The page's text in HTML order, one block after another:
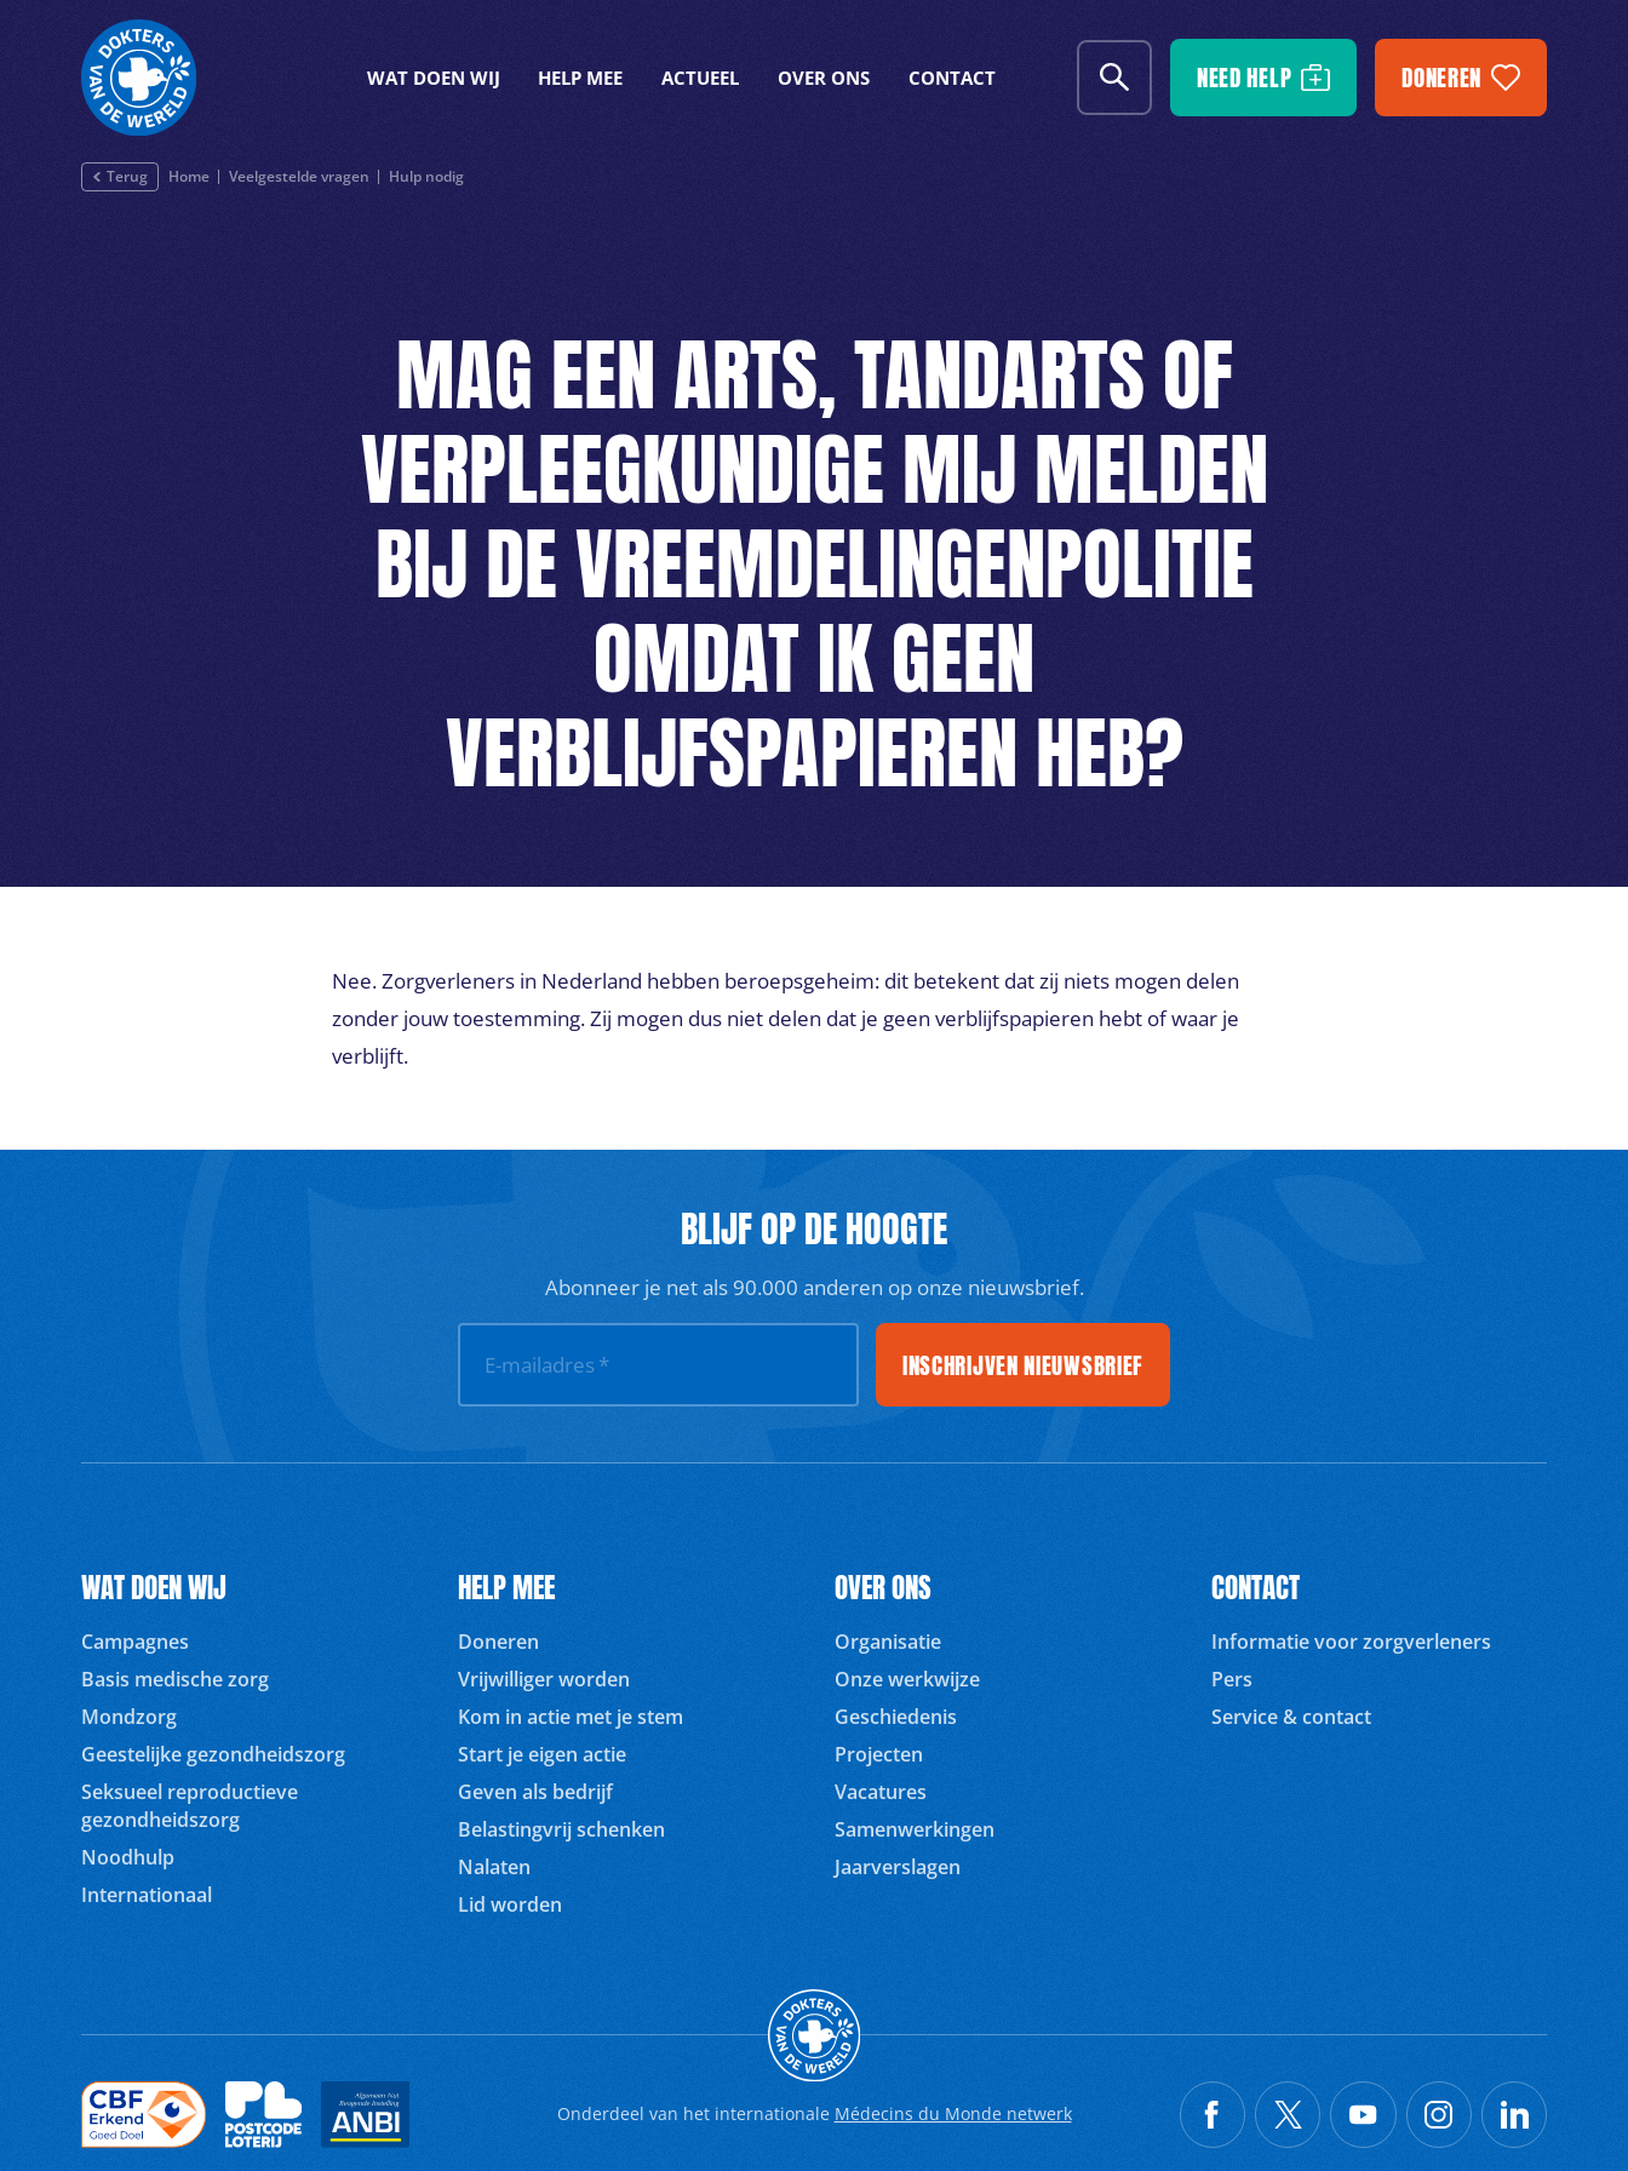
WAT DOEN WIJ HELP MEE ACTUEEL OVER ONS CONTACT NEED HELP DONEREN
Terug Home Veelgestelde vragen Hulp nodig
MAG EEN ARTS, TANDARTS OF
VERPLEEGKUNDIGE MIJ MELDEN
BIJ DE VREEMDELINGENPOLITIE
OMDAT IK GEEN
VERBLIJFSPAPIEREN HEB?
Nee. Zorgverleners in Nederland hebben beroepsgeheim: dit betekent dat zij niets mogen delen
zonder jouw toestemming. Zij mogen dus niet delen dat je geen verblijfspapieren hebt of waar je
verblijft.
BLIJF OP DE HOOGTE
Abonneer je net als 90.000 anderen op onze nieuwsbrief.
E-mailadres * INSCHRIJVEN NIEUWSBRIEF
WAT DOEN WIJ
Campagnes
Basis medische zorg
Mondzorg
Geestelijke gezondheidszorg
Seksueel reproductieve
gezondheidszorg
Noodhulp
Internationaal
HELP MEE
Doneren
Vrijwilliger worden
Kom in actie met je stem
Start je eigen actie
Geven als bedrijf
Belastingvrij schenken
Nalaten
Lid worden
OVER ONS
Organisatie
Onze werkwijze
Geschiedenis
Projecten
Vacatures
Samenwerkingen
Jaarverslagen
CONTACT
Informatie voor zorgverleners
Pers
Service & contact
Onderdeel van het internationale Médecins du Monde netwerk